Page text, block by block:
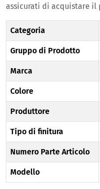
assicurati di acquistare il
Categoria
Gruppo di Prodotto
Marca
Colore
Produttore
Tipo di finitura
Numero Parte Articolo
Modello